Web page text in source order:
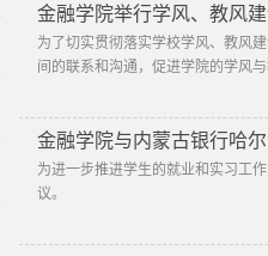
金融学院举行学风、教风
为了切实贯彻落实学校学风、教风
间的联系和沟通，促进学院的学风
金融学院与内蒙古银行哈
为进一步推进学生的就业和实习工
议。